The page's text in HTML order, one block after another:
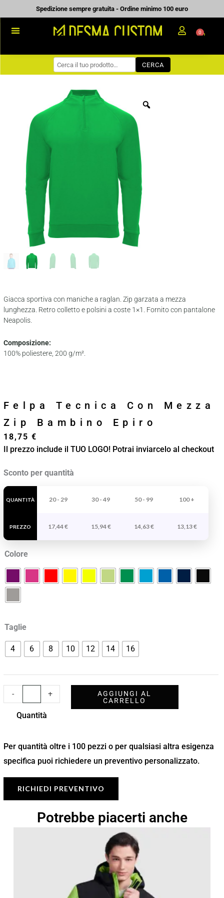
al
contenuto
Spedizione sempre gratuita - Ordine minimo 100 euro
WORKWEAR
COME ORDINARE
PREVENTIVI
CHI SIAMO
BLOG
CONTATTI
0
CERCA
Giacca sportiva con maniche a raglan. Zip garzata a mezza
lunghezza. Retro colletto e polsini a coste 1×1. Fornito con pantalone
Neapolis.
Composizione:
100% poliestere, 200 g/m².
Felpa Tecnica Con Mezza
Zip Bambino Epiro
18,75 €
Il prezzo include il TUO LOGO! Potrai inviarcelo al checkout
Sconto per quantità
QUANTITÀ
PREZZO
20 - 29 30 - 49 50 - 99 100 +
17,44€ 15,94€ 14,63€ 13,13€
Colore
Taglie
4 6 8 10 12 14 16
-
Felpa
Tecnica
Con
Zip
Bambino
Epiro
quantità
+
AGGIUNGI AL
CARRELLO
Quantità
Per quantità oltre i 100 pezzi o per qualsiasi altra esigenza
specifica puoi richiedere un preventivo personalizzato.
RICHIEDI PREVENTIVO
Potrebbe piacerti anche
di
prezzo:
da
36,42 €
a
52,03 €